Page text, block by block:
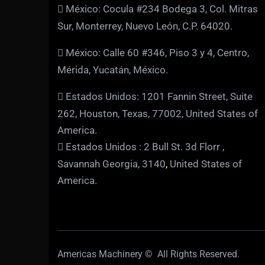
México: Cocula #234 Bodega 3, Col. Mitras
Sur, Monterrey, Nuevo León, C.P. 64020.
México: Calle 60 #346, Piso 3 y 4, Centro,
Mérida, Yucatán, México.
Estados Unidos: 1201 Fannin Street, Suite
262, Houston, Texas, 77002, United States of
America.
Estados Unidos : 2 Bull St. 3d Florr ,
Savannah Georgia, 3140, United States of
America.
Americas Machinery © All Rights Reserved.